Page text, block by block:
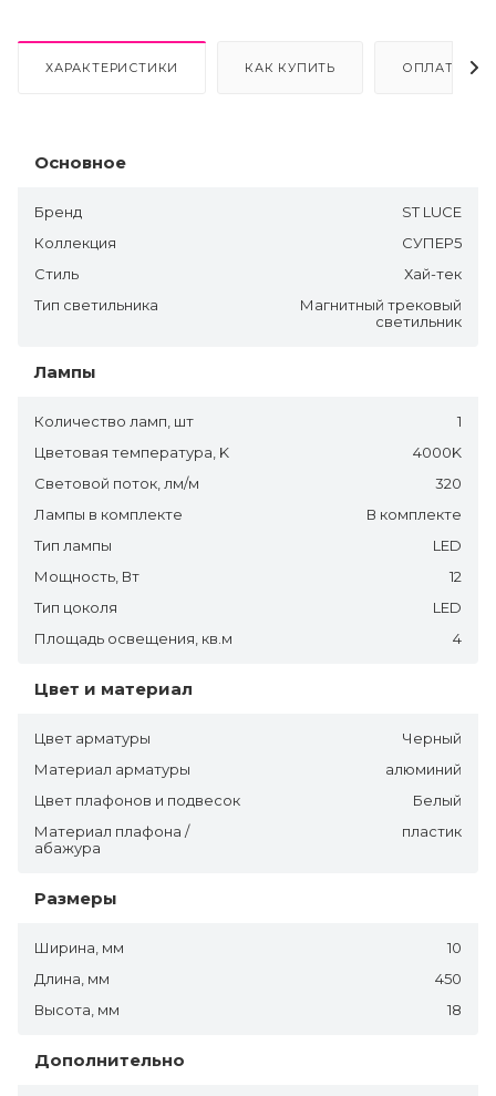
ХАРАКТЕРИСТИКИ КАК КУПИТЬ ОПЛАТА
Основное
Бренд
ST LUCE
Коллекция
СУПЕР5
Стиль
Хай-тек
Тип светильника
Магнитный трековый
светильник
Лампы
Количество ламп, шт
1
Цветовая температура, K
4000K
Световой поток, лм/м
320
Лампы в комплекте
В комплекте
Тип лампы
LED
Мощность, Вт
12
Тип цоколя
LED
Площадь освещения, кв.м
4
Цвет и материал
Цвет арматуры
Черный
Материал арматуры
алюминий
Цвет плафонов и подвесок
Белый
Материал плафона /
абажура
пластик
Размеры
Ширина, мм
10
Длина, мм
450
Высота, мм
18
Дополнительно